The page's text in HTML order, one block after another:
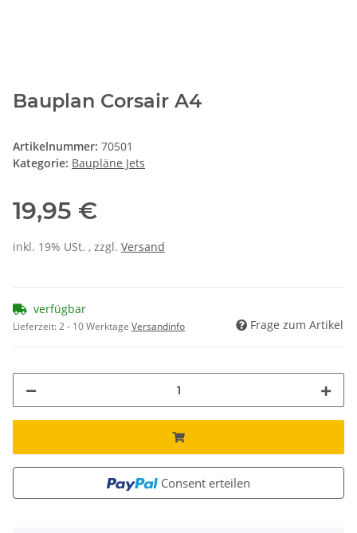
Bauplan Corsair A4
Artikelnummer: 70501
Kategorie: Baupläne Jets
19,95 €
inkl. 19% USt. , zzgl. Versand
verfügbar
Lieferzeit:2 - 10 Werktage Versandinfo Frage zum Artikel
Consent erteilen